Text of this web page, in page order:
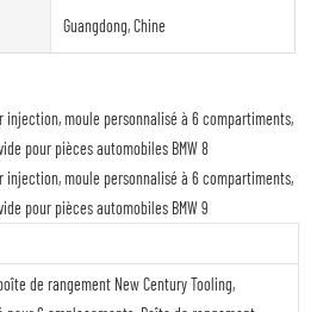
Guangdong, Chine
de rangement New Century Tooling,